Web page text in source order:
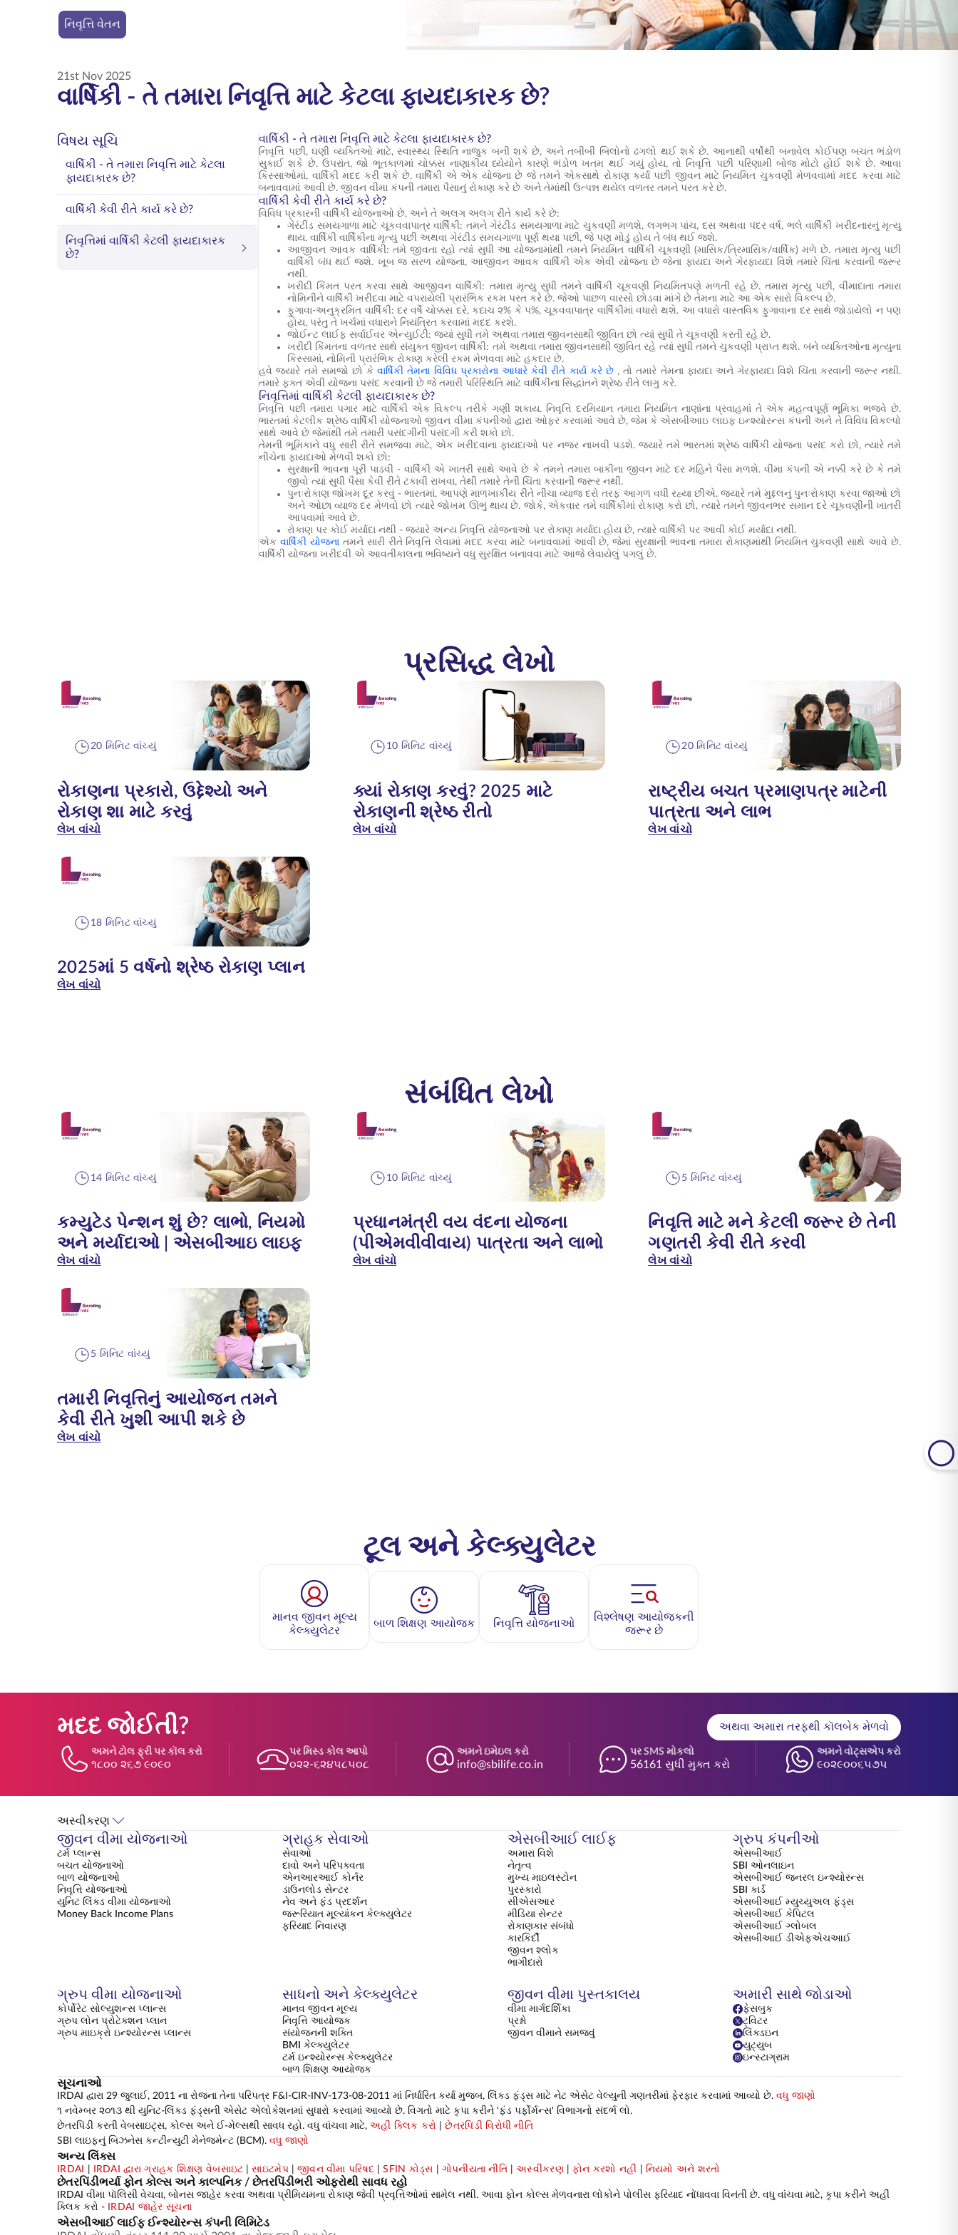
નિવૃત્તિ વેતન
21st Nov 2025
વાર્ષિકી - તે તમારા નિવૃત્તિ માટે કેટલા ફાયદાકારક છે?
વિષય સૂચિ
વાર્ષિકી - તે તમારા નિવૃત્તિ માટે કેટલા
ફાયદાકારક છે?
વાર્ષિકી કેવી રીતે કાર્ય કરે છે?
નિવૃત્તિમાં વાર્ષિકી કેટલી ફાયદાકારક
છે?
વાર્ષિકી - તે તમારા નિવૃત્તિ માટે કેટલા ફાયદાકારક છે?
નિવૃત્તિ પછી, ઘણી વ્યક્તિઓ માટે, સ્વાસ્થ્ય સ્થિતિ નાજુક બની શકે છે, અને તબીબી બિલોનો ઢગલો થઈ શકે છે. આનાથી વર્ષોથી બનાવેલ કોઈપણ બચત ભંડોળ
સુકાઈ શકે છે. ઉપરાંત, જો ભૂતકાળમાં ચોક્કસ નાણાકીય ધ્યેયોને કારણે ભંડોળ ખતમ થઈ ગયું હોય, તો નિવૃત્તિ પછી પરિણામી બોજ મોટો હોઈ શકે છે. આવા
કિસ્સાઓમાં, વાર્ષિકી મદદ કરી શકે છે.વાર્ષિકી એ એકયોજના છે જે તમને એકસાથે રોકાણ કર્યા પછી જીવન માટે નિયમિત ચુકવણી મેળવવામાં મદદ કરવા માટે
બનાવવામાં આવી છે. જીવન વીમા કંપની તમારા પૈસાનું રોકાણ કરે છે અને તેમાંથી ઉત્પન્ન થયેલ વળતર તમને પરત કરે છે.
વાર્ષિકી કેવી રીતે કાર્ય કરે છે?
વિવિધ પ્રકારની વાર્ષિકી યોજનાઓ છે, અને તે અલગ અલગ રીતે કાર્ય કરે છે:
ગેરંટીડ સમયગાળા માટે ચૂકવવાપાત્ર વાર્ષિકી: તમને ગેરંટીડ સમયગાળા માટે ચુકવણી મળશે, લગભગ પાંચ, દસ અથવા પંદર વર્ષ, ભલે વાર્ષિકી ખરીદનારનું મૃત્યુ
થાય. વાર્ષિકી વાર્ષિકીના મૃત્યુ પછી અથવા ગેરંટીડ સમયગાળા પૂર્ણ થયા પછી, જે પણ મોડું હોય તે બંધ થઈ જશે.
આજીવન આવક વાર્ષિકી: તમે જીવતા રહો ત્યાં સુધી આ યોજનામાંથી તમને નિયમિત વાર્ષિકી ચૂકવણી (માસિક/ત્રિમાસિક/વાર્ષિક) મળે છે. તમારા મૃત્યુ પછી
વાર્ષિકી બંધ થઈ જશે. ખૂબ જ સરળ યોજના, આજીવન આવક વાર્ષિકી એક એવી યોજના છે જેના ફાયદા અને ગેરફાયદા વિશે તમારે ચિંતા કરવાની જરૂર
નથી.
ખરીદી કિંમત પરત કરવા સાથે આજીવન વાર્ષિકી: તમારા મૃત્યુ સુધી તમને વાર્ષિકી ચૂકવણી નિયમિતપણે મળતી રહે છે. તમારા મૃત્યુ પછી, વીમાદાતા તમારા
નોમિનીને વાર્ષિકી ખરીદવા માટે વપરાયેલી પ્રારંભિક રકમ પરત કરે છે. જેઓ પાછળ વારસો છોડવા માંગે છે તેમના માટે આ એક સારો વિકલ્પ છે.
ફુગાવા-અનુક્રમિત વાર્ષિકી: દર વર્ષે ચોક્કસ દરે, કદાચ ૨% કે ૫%, ચૂકવવાપાત્ર વાર્ષિકીમાં વધારો થશે. આ વધારો વાસ્તવિક ફુગાવાના દર સાથે જોડાયેલો ન પણ
હોય, પરંતુ તે ખર્ચમાં વધારાને નિયંત્રિત કરવામાં મદદ કરશે.
જોઈન્ટ લાઈફ સર્વાઈવર એન્યુઈટી: જ્યાં સુધી તમે અથવા તમારા જીવનસાથી જીવિત છો ત્યાં સુધી તે ચૂકવણી કરતી રહે છે.
ખરીદી કિંમતના વળતર સાથે સંયુક્ત જીવન વાર્ષિકી: તમે અથવા તમારા જીવનસાથી જીવિત રહે ત્યાં સુધી તમને ચુકવણી પ્રાપ્ત થશે. બંને વ્યક્તિઓના મૃત્યુના
કિસ્સામાં, નોમિની પ્રારંભિક રોકાણ કરેલી રકમ મેળવવા માટે હકદાર છે.
હવે જ્યારે તમે સમજો છો કેવાર્ષિકી તેમના વિવિધ પ્રકારોના આધારે કેવી રીતે કાર્ય કરે છે, તો તમારે તેમના ફાયદા અને ગેરફાયદા વિશે ચિંતા કરવાની જરૂર નથી.
તમારે ફક્ત એવી યોજના પસંદકરવાની છે જે તમારી પરિસ્થિતિ માટે વાર્ષિકીના સિદ્ધાંતને શ્રેષ્ઠ રીતે લાગુ કરે.
નિવૃત્તિમાં વાર્ષિકી કેટલી ફાયદાકારક છે?
નિવૃત્તિ પછી તમારા પગાર માટે વાર્ષિકી એક વિકલ્પ તરીકે ગણી શકાય. નિવૃત્તિ દરમિયાન તમારા નિયમિત નાણાંના પ્રવાહમાં તે એક મહત્વપૂર્ણ ભૂમિકા ભજવે છે.
ભારતમાં કેટલીક શ્રેષ્ઠ વાર્ષિકી યોજનાઓ જીવન વીમા કંપનીઓ દ્વારા ઓફર કરવામાં આવે છે, જેમ કે એસબીઆઇ લાઇફ ઇન્શ્યોરન્સ કંપની અને તે વિવિધ વિકલ્પો
સાથે આવે છે જેમાંથી તમે તમારી પસંદગીની પસંદગી કરી શકો છો.
તેમની ભૂમિકાને વધુ સારી રીતે સમજવા માટે, એક ખરીદવાના ફાયદાઓ પર નજર નાખવી પડશે. જ્યારે તમેભારતમાં શ્રેષ્ઠ વાર્ષિકી યોજના પસંદ કરો છો, ત્યારે તમે
નીચેના ફાયદાઓ મેળવી શકો છો:
સુરક્ષાની ભાવના પૂરી પાડવી - વાર્ષિકી એ ખાતરી સાથે આવે છે કે તમને તમારા બાકીના જીવન માટે દર મહિને પૈસા મળશે. વીમા કંપની એ નક્કી કરે છે કે તમે
જીવો ત્યાં સુધી પૈસા કેવી રીતે ટકાવી રાખવા, તેથી તમારે તેની ચિંતા કરવાની જરૂર નથી.
પુનઃરોકાણ જોખમ દૂર કરવું - ભારતમાં, આપણે માળખાકીય રીતે નીચા વ્યાજ દરો તરફ આગળ વધી રહ્યા છીએ. જ્યારે તમે મુદ્દલનું પુનઃરોકાણ કરવા જાઓ છો
અને ઓછા વ્યાજ દર મેળવો છો ત્યારે જોખમ ઊભું થાય છે. જોકે, એકવાર તમે વાર્ષિકીમાં રોકાણ કરો છો, ત્યારે તમને જીવનભર સમાન દરે ચૂકવણીની ખાતરી
આપવામાં આવે છે.
રોકાણ પર કોઈ મર્યાદા નથી - જ્યારે અન્ય નિવૃત્તિ યોજનાઓ પર રોકાણ મર્યાદા હોય છે, ત્યારે વાર્ષિકી પર આવી કોઈ મર્યાદા નથી.
એકવાર્ષિકી યોજના તમને સારી રીતે નિવૃત્તિ લેવામાં મદદ કરવા માટે બનાવવામાં આવી છે, જેમાં સુરક્ષાની ભાવના તમારા રોકાણમાંથી નિયમિત ચુકવણી સાથે આવે છે.
વાર્ષિકી યોજના ખરીદવી એ આવતીકાલના ભવિષ્યને વધુ સુરક્ષિત બનાવવા માટે આજે લેવાયેલું પગલું છે.
પ્રસિદ્ધ લેખો
20 મિનિટ વાંચ્યું
રોકાણના પ્રકારો, ઉદ્દેશ્યો અને
રોકાણ શા માટે કરવું
લેખ વાંચો
10 મિનિટ વાંચ્યું
ક્યાં રોકાણ કરવું? 2025 માટે
રોકાણની શ્રેષ્ઠ રીતો
લેખ વાંચો
20 મિનિટ વાંચ્યું
રાષ્ટ્રીય બચત પ્રમાણપત્ર માટેની
પાત્રતા અને લાભ
લેખ વાંચો
18 મિનિટ વાંચ્યું
2025માં 5 વર્ષનો શ્રેષ્ઠ રોકાણ પ્લાન
લેખ વાંચો
સંબંધિત લેખો
14 મિનિટ વાંચ્યું
કમ્યુટેડ પેન્શન શું છે? લાભો, નિયમો
અને મર્યાદાઓ | એસબીઆઇ લાઇફ
લેખ વાંચો
10 મિનિટ વાંચ્યું
પ્રધાનમંત્રી વય વંદના યોજના
(પીએમવીવીવાય) પાત્રતા અને લાભો
લેખ વાંચો
5 મિનિટ વાંચ્યું
નિવૃત્તિ માટે મને કેટલી જરૂર છે તેની
ગણતરી કેવી રીતે કરવી
લેખ વાંચો
5 મિનિટ વાંચ્યું
તમારી નિવૃત્તિનું આયોજન તમને
કેવી રીતે ખુશી આપી શકે છે
લેખ વાંચો
ટૂલ અને કેલ્ક્યુલેટર
માનવ જીવન મૂલ્ય
કેલ્ક્યુલેટર
બાળ શિક્ષણ આયોજક નિવૃત્તિ યોજનાઓ
વિશ્લેષણ આયોજકની
જરૂર છે
મદદ જોઈતી? અથવા અમારા તરફથી કૉલબેક મેળવો
અમને ટોલ ફ્રી પર કૉલ કરો
૧૮૦૦ ૨૬૭ ૯૦૯૦
પર મિસ્ડ કોલ આપો
૦૨૨-૬૨૪૫૮૫૦૮
અમને ઇમેઇલ કરો
info@sbilife.co.in
પર SMS મોકલો
56161 સુધી મુક્ત કરો
અમને વોટ્સએપ કરો
૯૦૨૯૦૦૬૫૭૫
અસ્વીકરણ
જીવન વીમા યોજનાઓ
ટર્મ પ્લાન્સ
બચત યોજનાઓ
બાળ યોજનાઓ
નિવૃત્તિ યોજનાઓ
યુનિટ લિંક્ડ વીમા યોજનાઓ
Money Back Income Plans
ગ્રાહક સેવાઓ
સેવાઓ
દાવો અને પરિપક્વતા
એનઆરઆઈ કોર્નર
ડાઉનલોડ સેન્ટર
નેવ અને ફંડ પ્રદર્શન
જરૂરિયાત મૂલ્યાંકન કેલ્ક્યુલેટર
ફરિયાદ નિવારણ
એસબીઆઈ લાઈફ
અમારા વિશે
નેતૃત્વ
મુખ્ય માઇલસ્ટોન
પુરસ્કારો
સીએસઆર
મીડિયા સેન્ટર
રોકાણકાર સંબંધો
કારકિર્દી
જીવન શ્લોક
ભાગીદારો
ગ્રુપ કંપનીઓ
એસબીઆઈ
SBI ઓનલાઇન
એસબીઆઈ જનરલ ઇન્શ્યોરન્સ
SBI કાર્ડ
એસબીઆઈ મ્યુચ્યુઅલ ફંડ્સ
એસબીઆઈ કેપિટલ
એસબીઆઈ ગ્લોબલ
એસબીઆઈ ડીએફએચઆઈ
ગ્રુપ વીમા યોજનાઓ
કોર્પોરેટ સોલ્યુશન્સ પ્લાન્સ
ગ્રુપ લોન પ્રોટેક્શન પ્લાન
ગ્રુપ માઇક્રો ઇન્શ્યોરન્સ પ્લાન્સ
સાધનો અને કેલ્ક્યુલેટર
માનવ જીવન મૂલ્ય
નિવૃત્તિ આયોજક
સંયોજનની શક્તિ
BMI કેલ્ક્યુલેટર
ટર્મ ઇન્શ્યોરન્સ કેલ્ક્યુલેટર
બાળ શિક્ષણ આયોજક
જીવન વીમા પુસ્તકાલય
વીમા માર્ગદર્શિકા
પ્રશ્નો
જીવન વીમાને સમજવું
અમારી સાથે જોડાઓ
ફેસબુક
ટ્વિટર
લિંક્ડઇન
યુટ્યુબ
ઇન્સ્ટાગ્રામ
સૂચનાઓ
IRDAI દ્વારા 29 જુલાઈ, 2011 ના રોજના તેના પરિપત્ર F&I-CIR-INV-173-08-2011 માં નિર્ધારિત કર્યા મુજબ, લિંક્ડ ફંડ્સ માટે નેટ એસેટ વેલ્યુની ગણતરીમાં ફેરફાર કરવામાં આવ્યો છે. વધુ જાણો
૧ નવેમ્બર ૨૦૧૩ થી યુનિટ-લિંક્ડ ફંડ્સની એસેટ એલોકેશનમાં સુધારો કરવામાં આવ્યો છે. વિગતો માટે કૃપા કરીને 'ફંડ પર્ફોર્મન્સ' વિભાગનો સંદર્ભ લો.
છેતરપિંડી કરતી વેબસાઇટ્સ, કોલ્સ અને ઈ-મેલ્સથી સાવધ રહો. વધુ વાંચવા માટે, અહીં ક્લિક કરો |છેતરપિંડી વિરોધી નીતિ
SBI લાઇફનું બિઝનેસ કન્ટીન્યુટી મેનેજમેન્ટ (BCM). વધુ જાણો
અન્ય લિંક્સ
IRDAI IRDAI દ્વારા ગ્રાહક શિક્ષણ વેબસાઇટ |સાઇટમેપ જીવન વીમા પરિષદ |SFIN કોડ્સ ગોપનીયતા નીતિ |અસ્વીકરણ ફોન કરશો નહીં નિયમો અને શરતો
છેતરપિંડીભર્યા ફોન કોલ્સ અને કાલ્પનિક / છેતરપિંડીભરી ઓફરોથી સાવધ રહો
IRDAI વીમા પૉલિસી વેચવા, બોનસ જાહેર કરવા અથવા પ્રીમિયમના રોકાણ જેવી પ્રવૃત્તિઓમાં સામેલ નથી. આવા ફોન કોલ્સ મેળવનારા લોકોને પોલીસ ફરિયાદ નોંધાવવા વિનંતી છે. વધુ વાંચવા માટે, કૃપા કરીને અહીં
ક્લિક કરો -
IRDAI જાહેર સૂચના
એસબીઆઈ લાઈફ ઈન્શ્યોરન્સ કંપની લિમિટેડ